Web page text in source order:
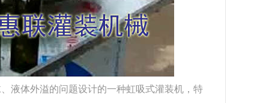
体外溢的问题设计的一种虹吸式灌装机，特